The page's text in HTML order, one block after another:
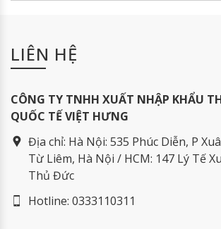
LIÊN HỆ
CÔNG TY TNHH XUẤT NHẬP KHẨU
QUỐC TẾ VIỆT HƯNG
Địa chỉ: Hà Nội: 535 Phúc Diễn, P
Từ Liêm, Hà Nội / HCM: 147 Lý Tế
Thủ Đức
Hotline: 0333110311